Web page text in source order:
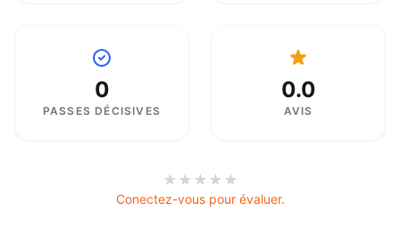
0
PASSES DÉCISIVES
0.0
AVIS
★ ★ ★ ★ ★
Conectez-vous pour évaluer.